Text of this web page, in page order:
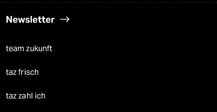
Newsletter
team zukunft
taz frisch
taz zahl ich